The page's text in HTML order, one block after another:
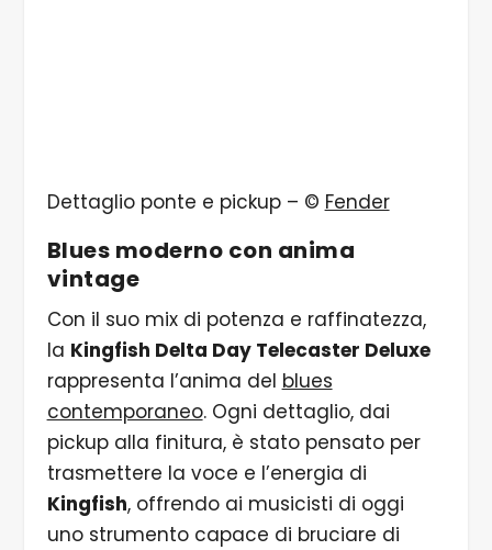
Dettaglio ponte e pickup – © Fender
Blues moderno con anima
vintage
Con il suo mix di potenza e raffinatezza,
la Kingfish Delta Day Telecaster Deluxe
rappresenta l’anima del blues
contemporaneo. Ogni dettaglio, dai
pickup alla finitura, è stato pensato per
trasmettere la voce e l’energia di
Kingfish, offrendo ai musicisti di oggi
uno strumento capace di bruciare di